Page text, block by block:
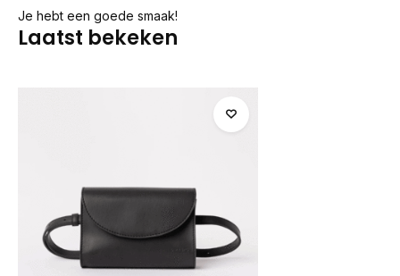
Je hebt een goede smaak!
Laatst bekeken